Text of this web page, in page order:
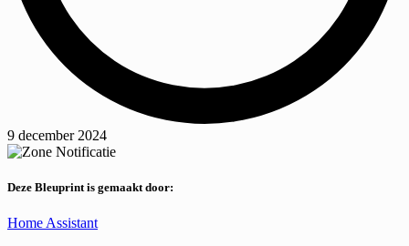
9 december 2024
Deze Bleuprint is gemaakt door:
Home Assistant